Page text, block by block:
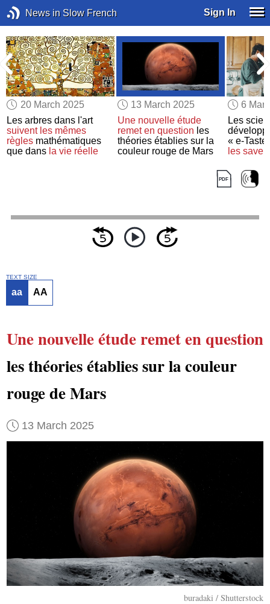
News in Slow French Sign In
20 March 2025
Les arbres dans l'art
suivent les mêmes
règles mathématiques
que dans la vie réelle
13 March 2025
Une nouvelle étude
remet en question les
théories établies sur la
couleur rouge de Mars
6
Les
« e-
les
TEXT SIZE
aa AA
Une nouvelle étuderemet en question
les théories établies sur la couleur
rouge de Mars
13 March 2025
buradaki / Shutterstock